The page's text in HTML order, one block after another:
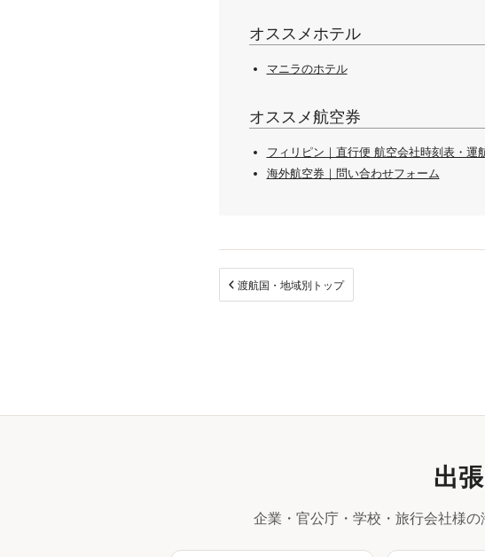
オススメホテル
マニラのホテル
オススメ航空券
フィリピン｜直行便 航空会社時刻表・運
海外航空券｜問い合わせフォーム
渡航国・地域別トップ
出
企業・官公庁・学校・旅行会社様の